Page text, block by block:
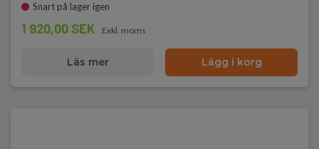
Snart på lager igen
1 920,00 SEK Exkl. moms
Läs mer Lägg i korg